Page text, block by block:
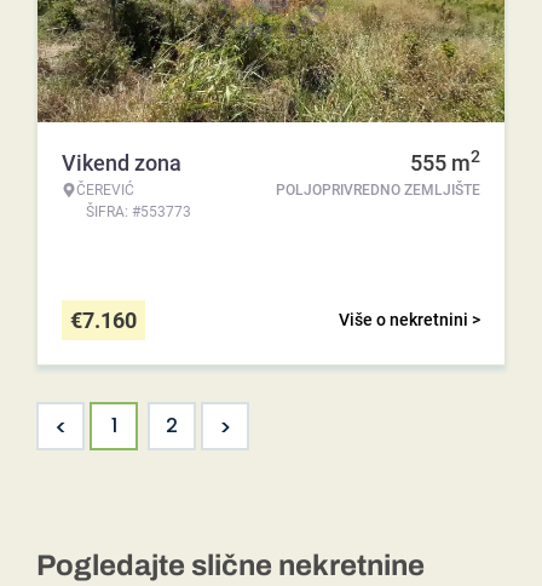
Vikend zona
ČEREVIĆ
ŠIFRA: #553773
555 m2
POLJOPRIVREDNO ZEMLJIŠTE
Više o nekretnini >
€7.160
< 1 2 >
Pogledajte slične nekretnine